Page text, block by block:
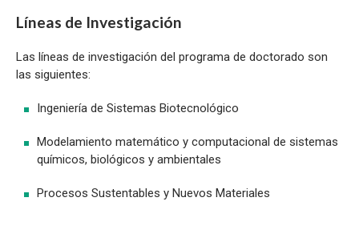
Líneas de Investigación
Las líneas de investigación del programa de doctorado son
las siguientes:
Ingeniería de Sistemas Biotecnológico
Modelamiento matemático y computacional de sistemas
químicos, biológicos y ambientales
Procesos Sustentables y Nuevos Materiales